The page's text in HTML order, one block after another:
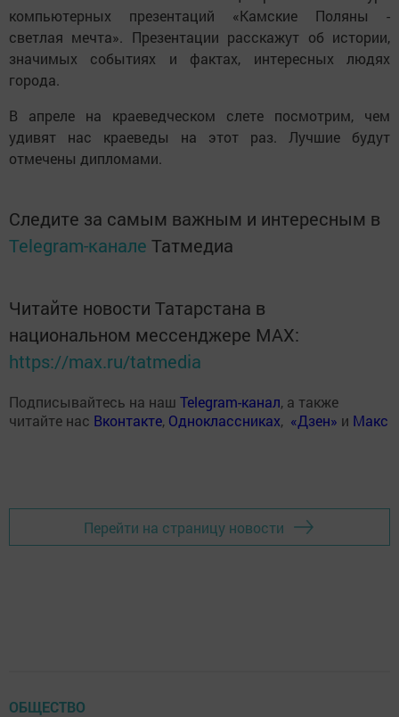
компьютерных презентаций «Камские Поляны -
светлая мечта». Презентации расскажут об истории,
значимых событиях и фактах, интересных людях
города.
В апреле на краеведческом слете посмотрим, чем
удивят нас краеведы на этот раз. Лучшие будут
отмечены дипломами.
Следите за самым важным и интересным в
Telegram-канале Татмедиа
Читайте новости Татарстана в
национальном мессенджере MАХ:
https://max.ru/tatmedia
Подписывайтесь на наш Telegram-канал, а также
читайте нас Вконтакте, Одноклассниках, «Дзен» и Макс
Перейти на страницу новости
ОБЩЕСТВО